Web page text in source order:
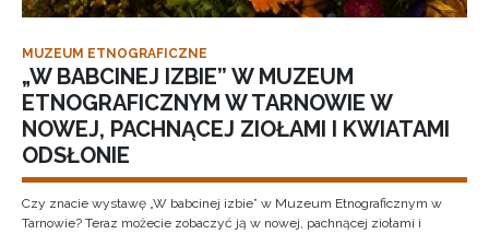
MUZEUM ETNOGRAFICZNE
„W BABCINEJ IZBIE” W MUZEUM
ETNOGRAFICZNYM W TARNOWIE W
NOWEJ, PACHNĄCEJ ZIOŁAMI I KWIATAMI
ODSŁONIE
Czy znacie wystawę „W babcinej izbie” w Muzeum Etnograficznym w
Tarnowie? Teraz możecie zobaczyć ją w nowej, pachnącej ziołami i